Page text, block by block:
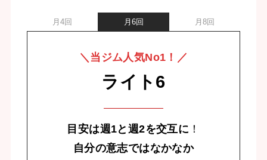
月4回 月6回 月8回
＼当ジム人気No1！／
ライト6
目安は週1と週2を交互に ！
自分の意志ではなかなか